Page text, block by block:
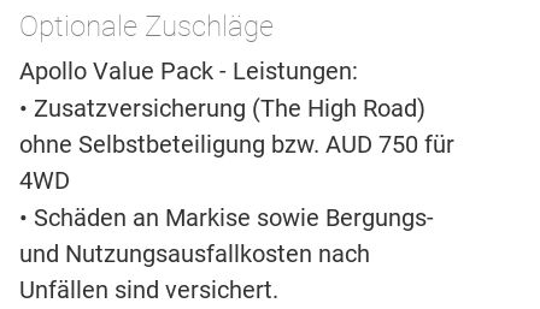
Optionale Zuschläge
Apollo Value Pack - Leistungen:
• Zusatzversicherung (The High Road)
ohne Selbstbeteiligung bzw. AUD 750 für
4WD
• Schäden an Markise sowie Bergungs-
und Nutzungsausfallkosten nach
Unfällen sind versichert.